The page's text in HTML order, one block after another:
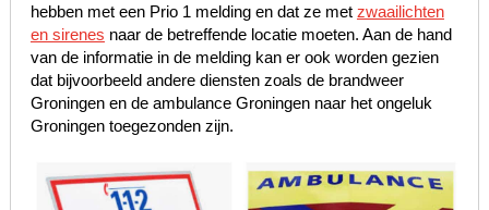
hebben met een Prio 1 melding en dat ze met zwaailichten
en sirenes naar de betreffende locatie moeten. Aan de hand
van de informatie in de melding kan er ook worden gezien
dat bijvoorbeeld andere diensten zoals de brandweer
Groningen en de ambulance Groningen naar het ongeluk
Groningen toegezonden zijn.